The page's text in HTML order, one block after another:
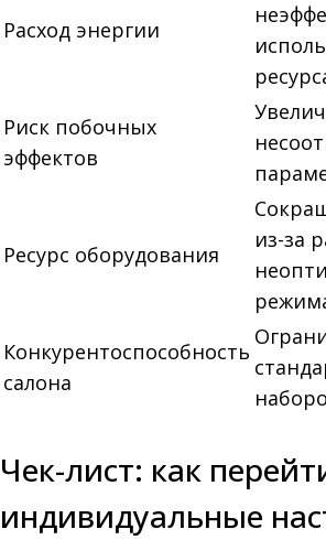
Расход энергии
Риск побочных
эффектов
Ресурс оборудования
из-за
Конкурентоспособность
салона
Чек-лист: как
индивидуальные